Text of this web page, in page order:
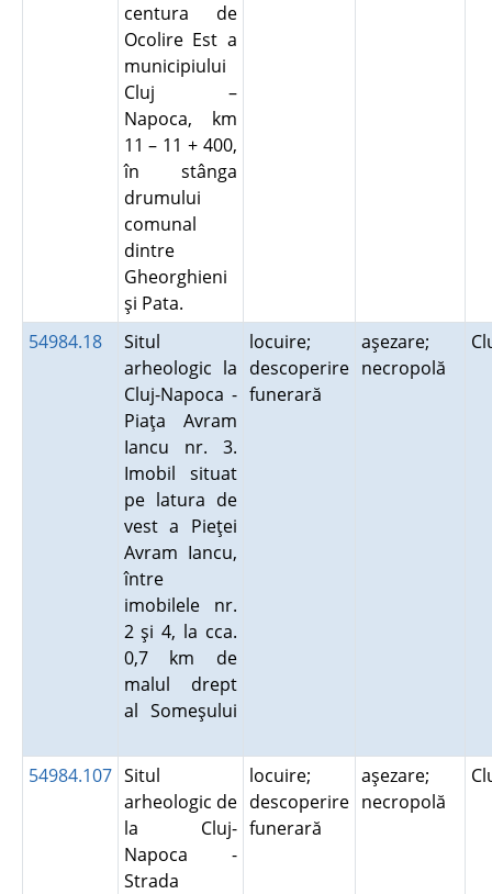
centura de
Ocolire Est a
municipiului
Cluj –
Napoca, km
11 – 11 + 400,
în stânga
drumului
comunal
dintre
Gheorghieni
şi Pata.
54984.18
Situl
arheologic la
Cluj-Napoca -
Piaţa Avram
Iancu nr. 3.
Imobil situat
pe latura de
vest a Pieţei
Avram Iancu,
între
imobilele nr.
2 şi 4, la cca.
0,7 km de
malul drept
al Someşului
locuire;
descoperire
funerară
aşezare;
necropolă
54984.107 Situl
arheologic de
la Cluj-
Napoca -
Strada
locuire;
descoperire
funerară
aşezare;
necropolă